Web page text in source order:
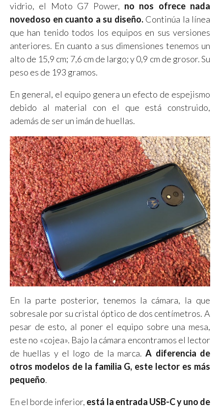
vidrio, el Moto G7 Power, no nos ofrece nada
novedoso en cuanto a su diseño. Continúa la línea
que han tenido todos los equipos en sus versiones
anteriores. En cuanto a sus dimensiones tenemos un
alto de 15,9 cm; 7,6 cm de largo; y 0,9 cm de grosor. Su
peso es de 193 gramos.
En general, el equipo genera un efecto de espejismo
debido al material con el que está construido,
además de ser un imán de huellas.
En la parte posterior, tenemos la cámara, la que
sobresale por su cristal óptico de dos centímetros. A
pesar de esto, al poner el equipo sobre una mesa,
este no «cojea». Bajo la cámara encontramos el lector
de huellas y el logo de la marca.A diferencia de
otros modelos de la familia G, este lector es más
pequeño.
En el borde inferior, está la entrada USB-C y uno de